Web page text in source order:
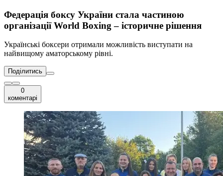
Федерація боксу України стала частиною
організації World Boxing – історичне рішення
Українські боксери отримали можливість виступати на
найвищому аматорському рівні.
Поділитись
0
коментарі